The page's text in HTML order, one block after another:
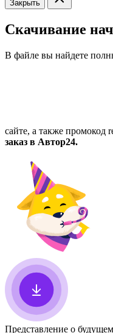
Закрыть
Скачивание
В файле вы найдете
сайте, а также промокод
заказ в Автор24.
Представление о